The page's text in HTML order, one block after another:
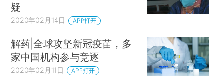
疑
2020年02月14日 APP打开
解药|全球攻坚新冠疫苗，多
家中国机构参与竞逐
2020年02月11日 APP打开